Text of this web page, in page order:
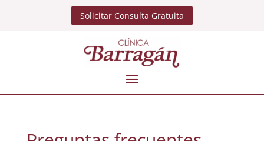
Solicitar Consulta Gratuita